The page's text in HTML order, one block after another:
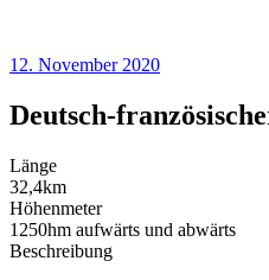
12. November 2020
Deutsch-
Länge
32,4km
Höhenmeter
1250hm aufwärts und abwärts
Beschreibung